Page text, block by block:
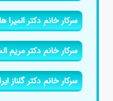
سرکار خانم دکتر
سرکار خانم دکتر مریم
سرکار خانم دکتر گلناز